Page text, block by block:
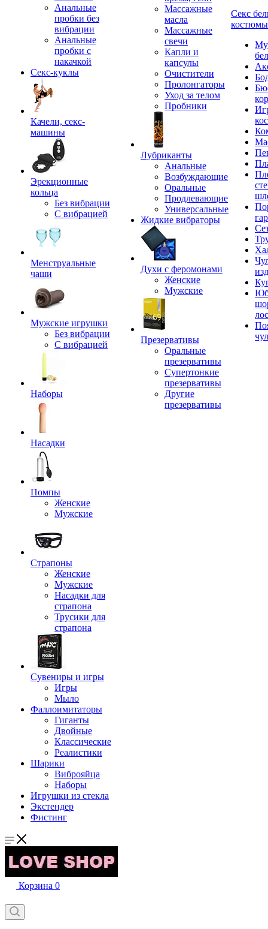
Анальные
пробки без
вибрации
Анальные
пробки с
накачкой
Секс-куклы
Качели, секс-
машины
Эрекционные
кольца
Без вибрации
С вибрацией
Менструальные
чаши
Мужские игрушки
Без вибрации
С вибрацией
Наборы
Насадки
Помпы
Женские
Мужские
Страпоны
Женские
Мужские
Насадки для
страпона
Трусики для
страпона
Сувениры и игры
Игры
Мыло
Фаллоимитаторы
Гиганты
Двойные
Классические
Реалистики
Шарики
Виброяйца
Наборы
Игрушки из стекла
Экстендер
Фистинг
Массажные
масла
Массажные
свечи
Капли и
капсулы
Очистители
Пролонгаторы
Уход за телом
Пробники
Лубриканты
Анальные
Возбуждающие
Оральные
Продлевающие
Универсальные
Жидкие вибраторы
Духи с феромонами
Женские
Мужские
Презервативы
Оральные
презервативы
Супертонкие
презервативы
Другие
презервативы
Секс
костюмы
Корзина 0